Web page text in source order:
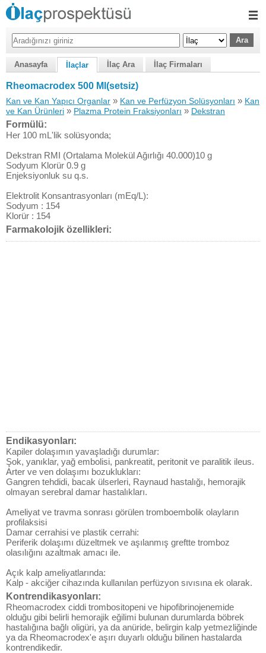
Anasayfa İlaçlar İlaç Ara İlaç Firmaları
Rheomacrodex 500 Ml(setsiz)
Kan ve Kan Yapıcı Organlar » Kan ve Perfüzyon Solüsyonları » Kan
ve Kan Ürünleri » Plazma Protein Fraksiyonları » Dekstran
Formülü:
Her 100 mL'lik solüsyonda;
Dekstran RMI (Ortalama Molekül Ağırlığı 40.000)10 g
Sodyum Klorür 0.9 g
Enjeksiyonluk su q.s.
Elektrolit Konsantrasyonları (mEq/L):
Sodyum : 154
Klorür : 154
Farmakolojik özellikleri:
Endikasyonları:
Kapiler dolaşımın yavaşladığı durumlar:
Şok, yanıklar, yağ embolisi, pankreatit, peritonit ve paralitik ileus.
Arter ve ven dolaşımı bozuklukları:
Gangren tehdidi, bacak ülserleri, Raynaud hastalığı, hemorajik
olmayan serebral damar hastalıkları.
Ameliyat ve travma sonrası görülen tromboembolik olayların
profilaksisi
Damar cerrahisi ve plastik cerrahi:
Periferik dolaşımı düzeltmek ve aşılanmış greftte tromboz
olasılığını azaltmak amacı ile.
Açık kalp ameliyatlarında:
Kalp - akciğer cihazında kullanılan perfüzyon sıvısına ek olarak.
Kontrendikasyonları:
Rheomacrodex ciddi trombositopeni ve hipofibrinojenemide
olduğu gibi belirli hemorajik eğilimi bulunan durumlarda böbrek
hastalığına bağlı oligüri, ya da anüride, belirgin kalp yetmezliğinde
ya da Rheomacrodex'e aşırı duyarlı olduğu bilinen hastalarda
kontrendikedir.